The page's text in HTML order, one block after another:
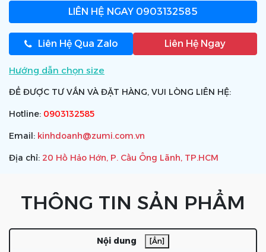
LIÊN HỆ NGAY 0903132585
Liên Hệ Qua Zalo Liên Hệ Ngay
Hướng dẫn chọn size
ĐỂ ĐƯỢC TƯ VẤN VÀ ĐẶT HÀNG, VUI LÒNG LIÊN HỆ:
Hotline: 0903132585
Email: kinhdoanh@zumi.com.vn
Địa chỉ: 20 Hồ Hảo Hớn, P. Cầu Ông Lãnh, TP.HCM
THÔNG TIN SẢN PHẨM
Nội dung [Ẩn]